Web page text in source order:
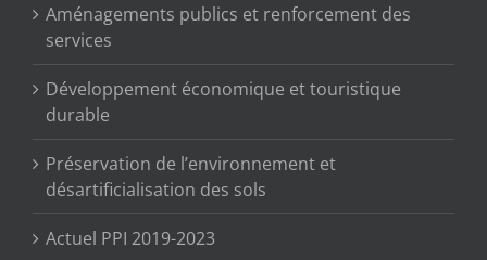
Aménagements publics et renforcement des
services
Développement économique et touristique
durable
Préservation de l’environnement et
désartificialisation des sols
Actuel PPI 2019-2023